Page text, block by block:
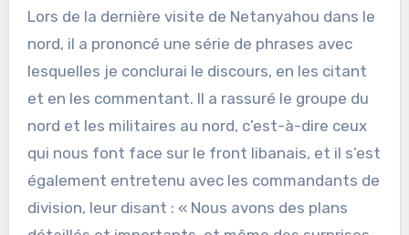
Lors de la dernière visite de Netanyahou dans le
nord, il a prononcé une série de phrases avec
lesquelles je conclurai le discours, en les citant
et en les commentant. Il a rassuré le groupe du
nord et les militaires au nord, c’est-à-dire ceux
qui nous font face sur le front libanais, et il s’est
également entretenu avec les commandants de
division, leur disant : « Nous avons des plans